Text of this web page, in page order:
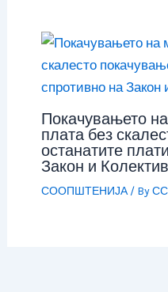
Покачувањето
плата без
останатите
Закон и
СООПШТЕНИЈА/ By